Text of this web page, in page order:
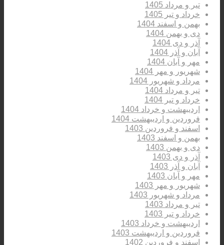
تیر و مرداد 1405
خرداد و تیر 1405
بهمن و اسفند 1404
دی و بهمن 1404
آذر و دی 1404
آبان و آذر 1404
مهر و آبان 1404
شهریور و مهر 1404
مرداد و شهریور 1404
تیر و مرداد 1404
خرداد و تیر 1404
اردیبهشت و خرداد 1404
فروردین و اردیبهشت 1404
اسفند و فروردین 1403
بهمن و اسفند 1403
دی و بهمن 1403
آذر و دی 1403
آبان و آذر 1403
مهر و آبان 1403
شهریور و مهر 1403
مرداد و شهریور 1403
تیر و مرداد 1403
خرداد و تیر 1403
اردیبهشت و خرداد 1403
فروردین و اردیبهشت 1403
اسفند و فروردین 1402